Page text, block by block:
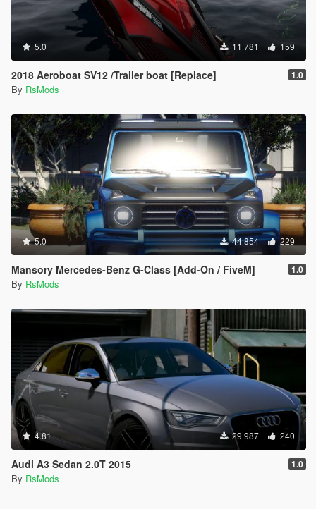
5.0 11 781 159
2018 Aeroboat SV12 /Trailer boat [Replace] 1.0
By RsMods
5.0 44 854 229
Mansory Mercedes-Benz G-Class [Add-On / FiveM] 1.0
By RsMods
4.81 29 987 240
Audi A3 Sedan 2.0T 2015 1.0
By RsMods